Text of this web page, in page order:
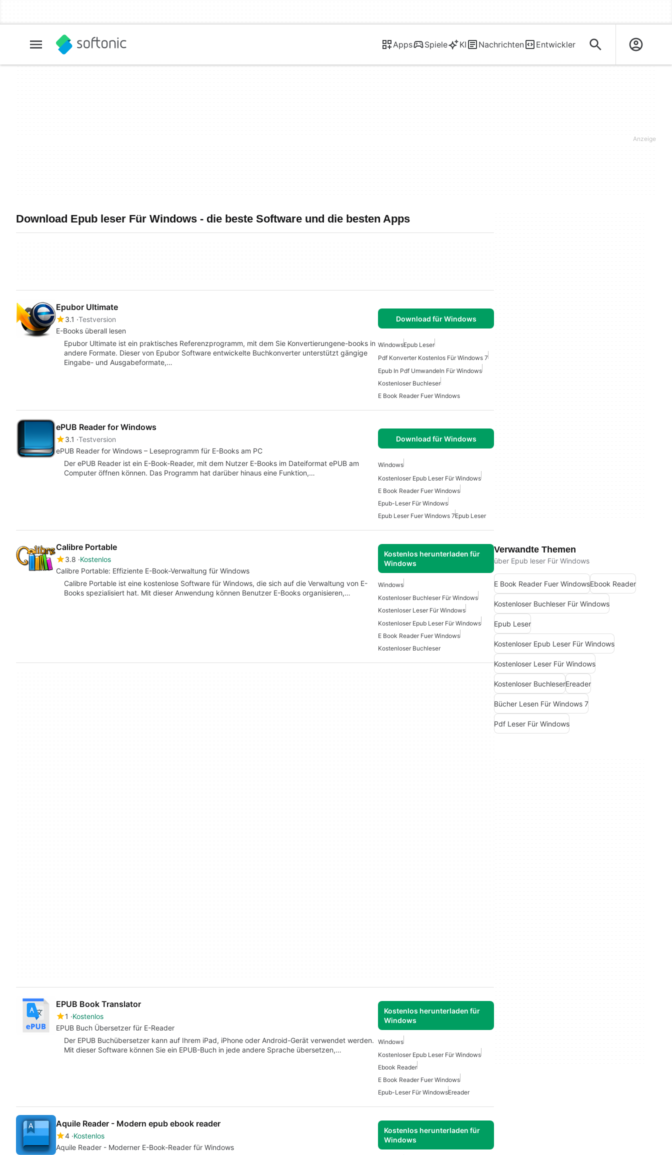
Apps Spiele KI Nachrichten Entwickler
Download Epub leser Für Windows - die beste Software und die besten Apps
Epubor Ultimate
3.1 Testversion
E-Books überall lesen
Download für Windows
Epubor Ultimate ist ein praktisches Referenzprogramm, mit dem Sie Konvertierungene-books in
andere Formate. Dieser von Epubor Software entwickelte Buchkonverter unterstützt gängige
Eingabe- und Ausgabeformate,…
WindowsEpub Leser
Pdf Konverter Kostenlos Für Windows 7
Epub In Pdf Umwandeln Für Windows
Kostenloser Buchleser
E Book Reader Fuer Windows
ePUB Reader for Windows
3.1 Testversion
ePUB Reader for Windows – Leseprogramm für E-Books am PC
Download für Windows
Der ePUB Reader ist ein E-Book-Reader, mit dem Nutzer E-Books im Dateiformat ePUB am
Computer öffnen können. Das Programm hat darüber hinaus eine Funktion,…
Windows
Kostenloser Epub Leser Für Windows
E Book Reader Fuer Windows
Epub-Leser Für Windows
Epub Leser Fuer Windows 7Epub Leser
Calibre Portable
3.8 Kostenlos
Calibre Portable: Effiziente E-Book-Verwaltung für Windows
Kostenlos herunterladen für
Windows
Calibre Portable ist eine kostenlose Software für Windows, die sich auf die Verwaltung von E-
Books spezialisiert hat. Mit dieser Anwendung können Benutzer E-Books organisieren,…
Windows
Kostenloser Buchleser Für Windows
Kostenloser Leser Für Windows
Kostenloser Epub Leser Für Windows
E Book Reader Fuer Windows
Kostenloser Buchleser
EPUB Book Translator
1
Kostenlos
EPUB Buch Übersetzer für E-Reader
Kostenlos herunterladen für
Windows
Der EPUB Buchübersetzer kann auf Ihrem iPad, iPhone oder Android-Gerät verwendet werden.
Mit dieser Software können Sie ein EPUB-Buch in jede andere Sprache übersetzen,…
Windows
Kostenloser Epub Leser Für Windows
Ebook Reader
E Book Reader Fuer Windows
Epub-Leser Für WindowsEreader
Aquile Reader - Modern epub ebook reader
4 Kostenlos
Aquile Reader - Moderner E-Book-Reader für Windows
Kostenlos herunterladen für
Windows
Verwandte Themen
über Epub leser Für Windows
E Book Reader Fuer WindowsEbook Reader
Kostenloser Buchleser Für Windows
Epub Leser
Kostenloser Epub Leser Für Windows
Kostenloser Leser Für Windows
Kostenloser BuchleserEreader
Bücher Lesen Für Windows 7
Pdf Leser Für Windows